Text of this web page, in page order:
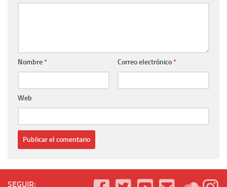
Nombre* Correo electrónico*
Web
SEGUIR: